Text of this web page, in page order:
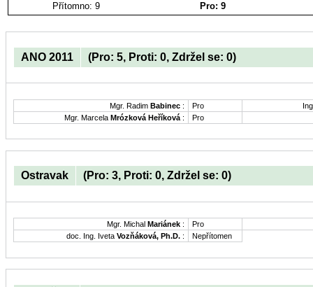
Přítomno: 9 Pro: 9
ANO 2011 (Pro: 5, Proti: 0, Zdržel se: 0)
Mgr. Radim Babinec : Pro
Mgr. Marcela Mrózková Heříková : Pro
Ostravak (Pro: 3, Proti: 0, Zdržel se: 0)
Mgr. Michal Mariánek :
Pro
doc. Ing. Iveta Vozňáková, Ph.D. : Nepřítomen